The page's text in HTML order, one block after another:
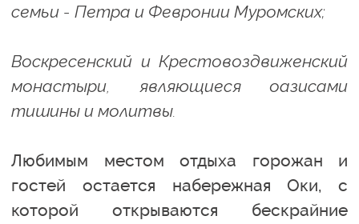
семьи - Петра и Февронии Муромских;
Воскресенский и Крестовоздвиженский
монастыри, являющиеся оазисами
тишины и молитвы.
Любимым местом отдыха горожан и
гостей остается набережная Оки, с
которой открываются бескрайние